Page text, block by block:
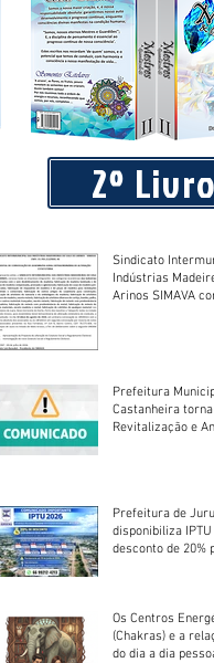
2º
Sindicato
Indústrias
Arinos SIMAVA convoca à
Prefeitura
Castanheira
Revitalização e
Prefeitura de
disponibiliza
desconto de 20%
Os Centros
(Chakras) e a
do dia a dia